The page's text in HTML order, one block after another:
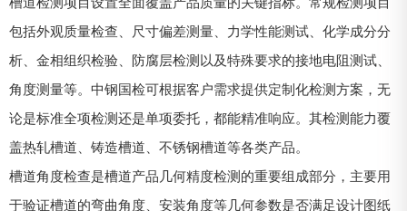
包括外观质量检查、尺寸偏差测量、力学性能测试、化学成分分
析、金相组织检验、防腐层检测以及特殊要求的接地电阻测试、
角度测量等。中钢国检可根据客户需求提供定制化检测方案，无
论是标准全项检测还是单项委托，都能精准响应。其检测能力覆
盖热轧槽道、铸造槽道、不锈钢槽道等各类产品。
槽道角度检查是槽道产品几何精度检测的重要组成部分，主要用
于验证槽道的弯曲角度、安装角度等几何参数是否满足设计图纸